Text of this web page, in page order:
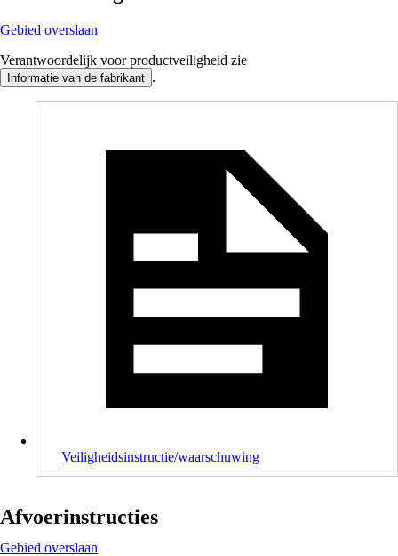
Gebied overslaan
Verantwoordelijk voor productveiligheid zie
Informatie van de fabrikant .
Veiligheidsinstructie/waarschuwing
Afvoerinstructies
Gebied overslaan